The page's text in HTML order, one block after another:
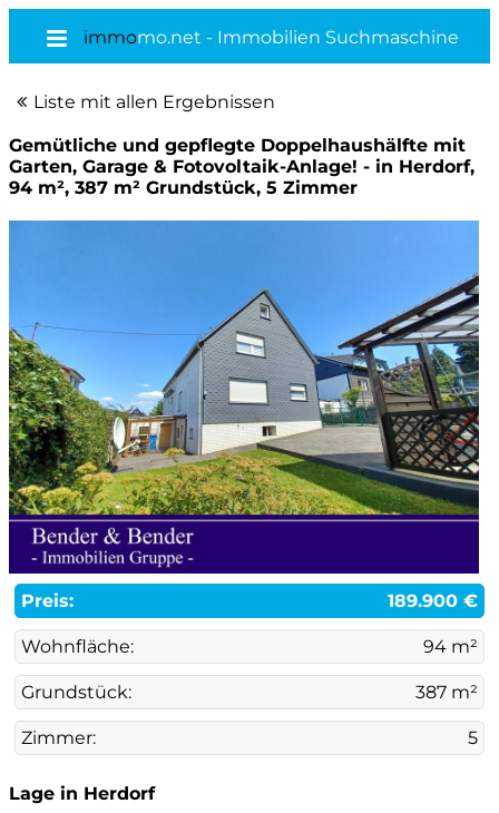
immomo.net - Immobilien Suchmaschine
Liste mit allen Ergebnissen
Gemütliche und gepflegte Doppelhaushälfte mit
Garten, Garage & Fotovoltaik-Anlage! - in Herdorf,
94 m², 387 m² Grundstück, 5 Zimmer
Preis: 189.900 €
Wohnfläche: 94 m²
Grundstück: 387 m²
Zimmer: 5
Lage in Herdorf